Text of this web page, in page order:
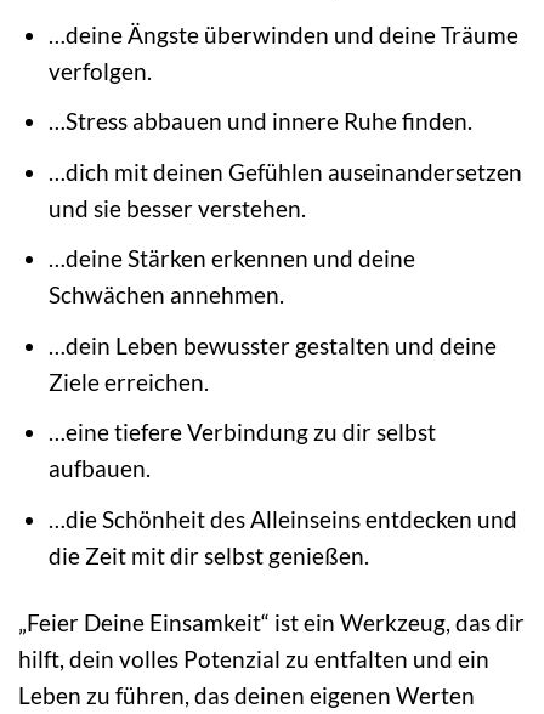
…deine Ängste überwinden und deine Träume
verfolgen.
…Stress abbauen und innere Ruhe finden.
…dich mit deinen Gefühlen auseinandersetzen
und sie besser verstehen.
…deine Stärken erkennen und deine
Schwächen annehmen.
…dein Leben bewusster gestalten und deine
Ziele erreichen.
…eine tiefere Verbindung zu dir selbst
aufbauen.
…die Schönheit des Alleinseins entdecken und
die Zeit mit dir selbst genießen.
„Feier Deine Einsamkeit“ ist ein Werkzeug, das dir
hilft, dein volles Potenzial zu entfalten und ein
Leben zu führen, das deinen eigenen Werten